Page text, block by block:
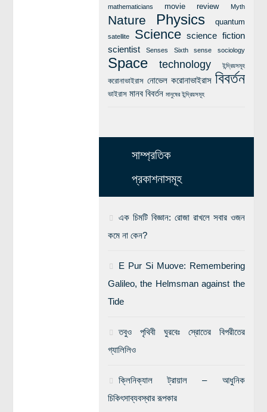
mathematicians movie review Myth
Nature Physics quantum
satellite Science science fiction
scientist
Senses Sixth sense sociology
Space technology ইন্দ্রিয়সমূহ
করোনাভাইরাস নোভেল করোনাভাইরাস বিবর্তন
ভাইরাস মানব বিবর্তন মানুষের ইন্দ্রিয়সমূহ
সাম্প্রতিক
প্রকাশনাসমূহ
এক চিমটি বিজ্ঞান: রোজা রাখলে সবার ওজন
কমে না কেন?
E Pur Si Muove: Remembering
Galileo, the Helmsman against the
Tide
তবুও পৃথিবী ঘুরবেঃ স্রোতের বিপরীতের
গ্যালিলিও
ক্লিনিক্যাল ট্রায়াল – আধুনিক
চিকিৎসাব্যবস্থার রূপকার